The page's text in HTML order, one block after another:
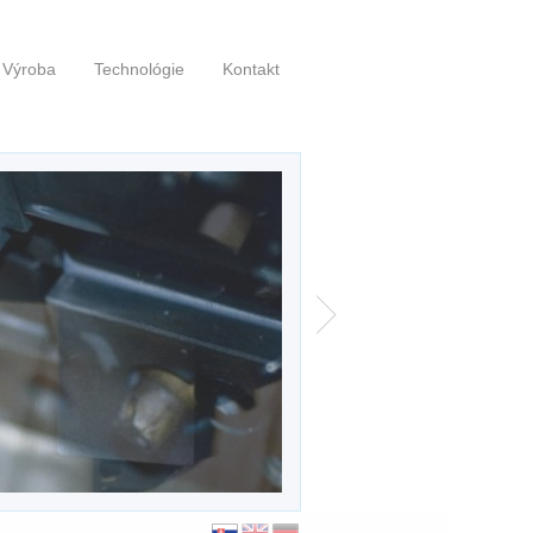
Výroba Technológie Kontakt